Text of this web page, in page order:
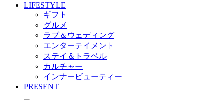
LIFESTYLE
ギフト
グルメ
ラブ＆ウェディング
エンターテイメント
ステイ＆トラベル
カルチャー
インナービューティー
PRESENT